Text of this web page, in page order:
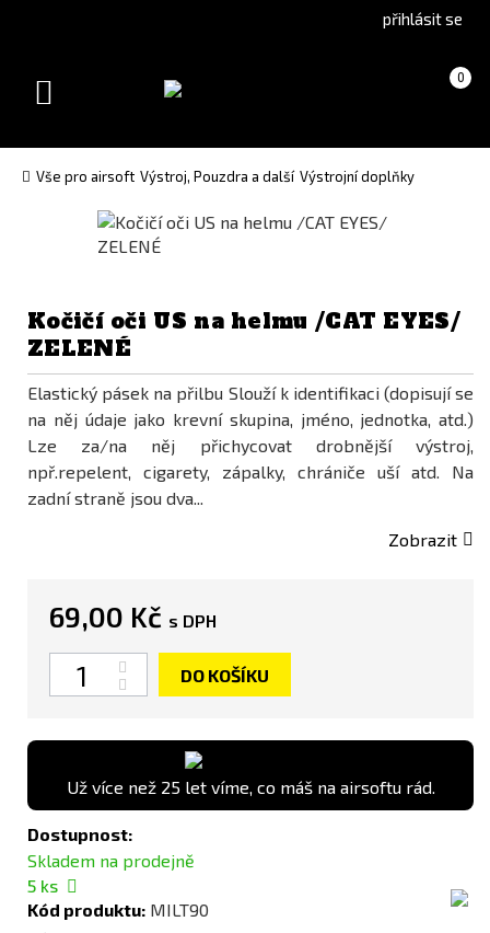
version(Slovak)
přihlásit se
Košík 0
(prázdný)
Toggle
Vše pro airsoft Výstroj, Pouzdra a další Výstrojní doplňky
Kočičí oči US na helmu /CAT EYES/
ZELENÉ
Elastický pásek na přilbu Slouží k identifikaci (dopisují se
na něj údaje jako krevní skupina, jméno, jednotka, atd.)
Lze za/na něj přichycovat drobnější výstroj,
npř.repelent, cigarety, zápalky, chrániče uší atd. Na
zadní straně jsou dva...
Zobrazit
69,00 Kč s DPH
Počet
DO KOŠÍKU
Už více než 25 let víme, co máš na airsoftu rád.
Dostupnost:
Skladem na prodejně
5 ks
Kód produktu: MILT90